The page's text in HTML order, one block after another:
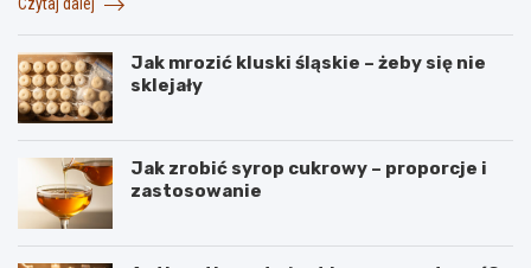
Jak mrozić kluski śląskie – żeby się nie
sklejały
Jak zrobić syrop cukrowy – proporcje i
zastosowanie